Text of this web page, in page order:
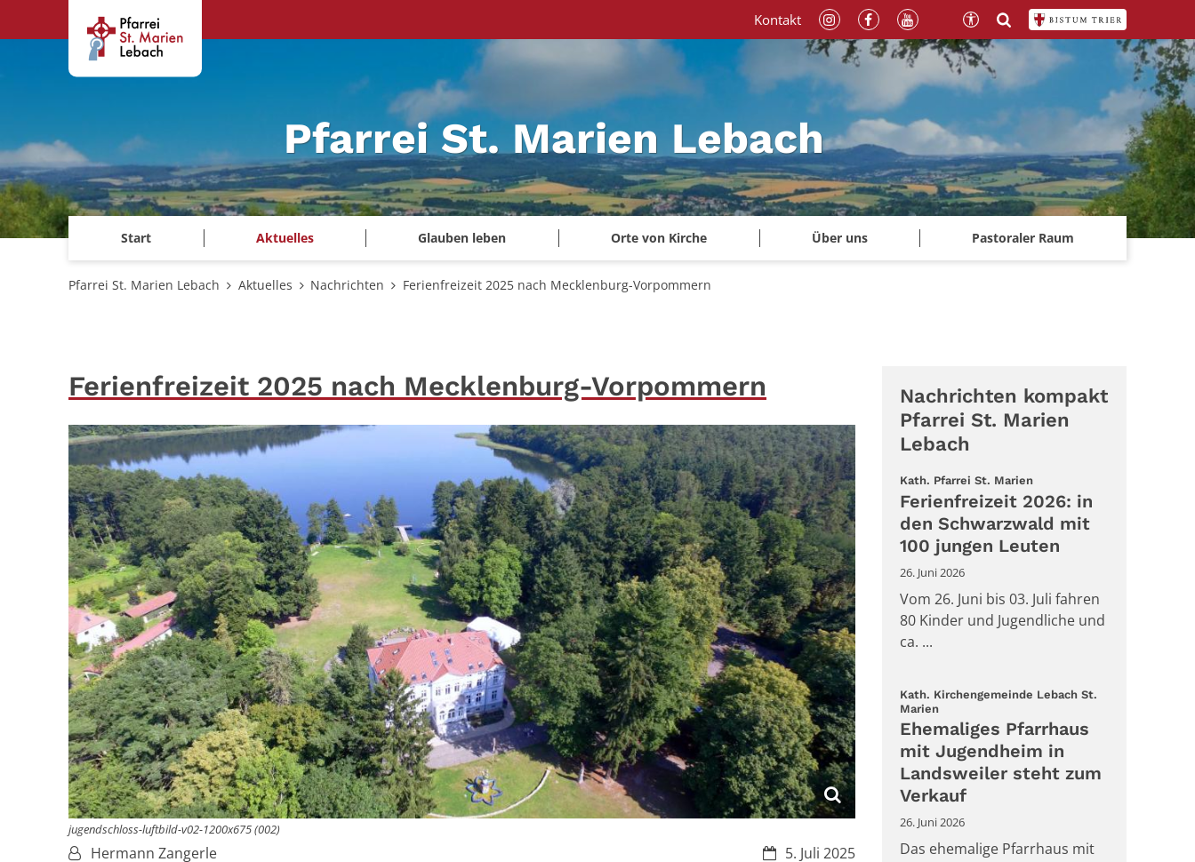
Pfarrei St. Marien Lebach
Start Aktuelles Glauben leben Orte von Kirche Über uns Pastoraler Raum
Kontakt
Pfarrei St. Marien Lebach Aktuelles Nachrichten Ferienfreizeit 2025 nach Mecklenburg-Vorpommern
Ferienfreizeit 2025 nach Mecklenburg-Vorpommern
jugendschloss-luftbild-v02-1200x675 (002)
Datum:5. Juli 2025
Von:Hermann Zangerle
Nachrichten kompakt
Pfarrei St. Marien
Lebach
Kath. Pfarrei St. Marien:
Ferienfreizeit 2026: in
den Schwarzwald mit
100 jungen Leuten
26. Juni 2026
Vom 26. Juni bis 03. Juli fahren
80 Kinder und Jugendliche und
ca. ...
Kath. Kirchengemeinde Lebach St.
Marien:
Ehemaliges Pfarrhaus
mit Jugendheim in
Landsweiler steht zum
Verkauf
26. Juni 2026
Das ehemalige Pfarrhaus mit